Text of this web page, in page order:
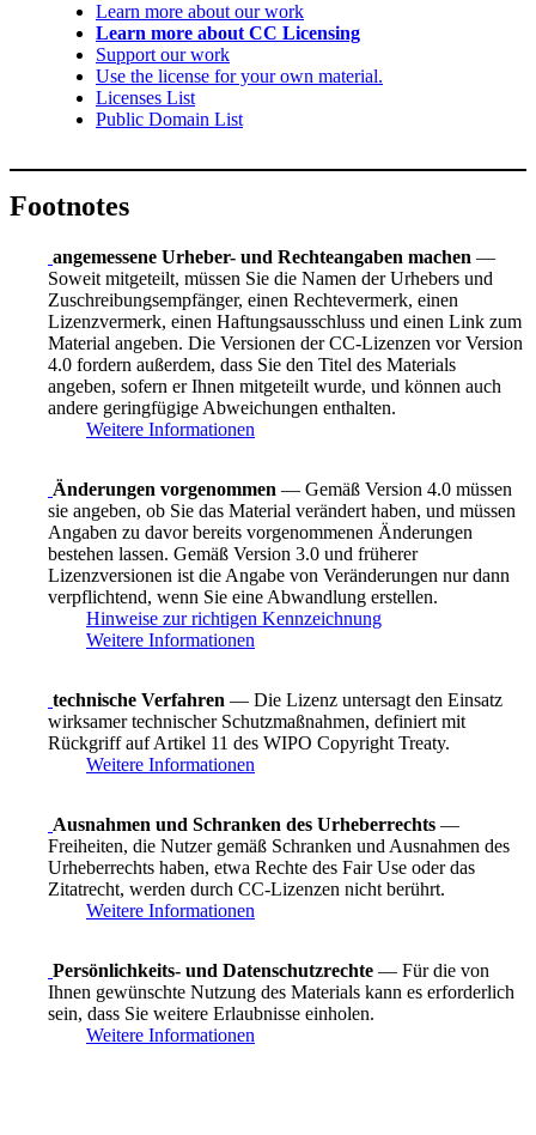
Learn more about our work
Learn more about CC Licensing
Support our work
Use the license for your own material.
Licenses List
Public Domain List
Footnotes
angemessene Urheber- und Rechteangaben machen —
Soweit mitgeteilt, müssen Sie die Namen der Urhebers und
Zuschreibungsempfänger, einen Rechtevermerk, einen
Lizenzvermerk, einen Haftungsausschluss und einen Link zum
Material angeben. Die Versionen der CC-Lizenzen vor Version
4.0 fordern außerdem, dass Sie den Titel des Materials
angeben, sofern er Ihnen mitgeteilt wurde, und können auch
andere geringfügige Abweichungen enthalten.
Weitere Informationen
Änderungen vorgenommen — Gemäß Version 4.0 müssen
sie angeben, ob Sie das Material verändert haben, und müssen
Angaben zu davor bereits vorgenommenen Änderungen
bestehen lassen. Gemäß Version 3.0 und früherer
Lizenzversionen ist die Angabe von Veränderungen nur dann
verpflichtend, wenn Sie eine Abwandlung erstellen.
Hinweise zur richtigen Kennzeichnung
Weitere Informationen
technische Verfahren — Die Lizenz untersagt den Einsatz
wirksamer technischer Schutzmaßnahmen, definiert mit
Rückgriff auf Artikel 11 des WIPO Copyright Treaty.
Weitere Informationen
Ausnahmen und Schranken des Urheberrechts —
Freiheiten, die Nutzer gemäß Schranken und Ausnahmen des
Urheberrechts haben, etwa Rechte des Fair Use oder das
Zitatrecht, werden durch CC-Lizenzen nicht berührt.
Weitere Informationen
Persönlichkeits- und Datenschutzrechte — Für die von
Ihnen gewünschte Nutzung des Materials kann es erforderlich
sein, dass Sie weitere Erlaubnisse einholen.
Weitere Informationen